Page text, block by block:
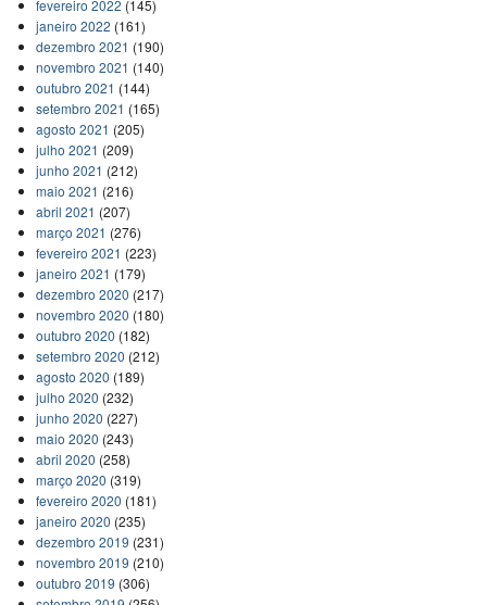
fevereiro 2022 (145)
janeiro 2022 (161)
dezembro 2021 (190)
novembro 2021 (140)
outubro 2021 (144)
setembro 2021 (165)
agosto 2021 (205)
julho 2021 (209)
junho 2021 (212)
maio 2021 (216)
abril 2021 (207)
março 2021 (276)
fevereiro 2021 (223)
janeiro 2021 (179)
dezembro 2020 (217)
novembro 2020 (180)
outubro 2020 (182)
setembro 2020 (212)
agosto 2020 (189)
julho 2020 (232)
junho 2020 (227)
maio 2020 (243)
abril 2020 (258)
março 2020 (319)
fevereiro 2020 (181)
janeiro 2020 (235)
dezembro 2019 (231)
novembro 2019 (210)
outubro 2019 (306)